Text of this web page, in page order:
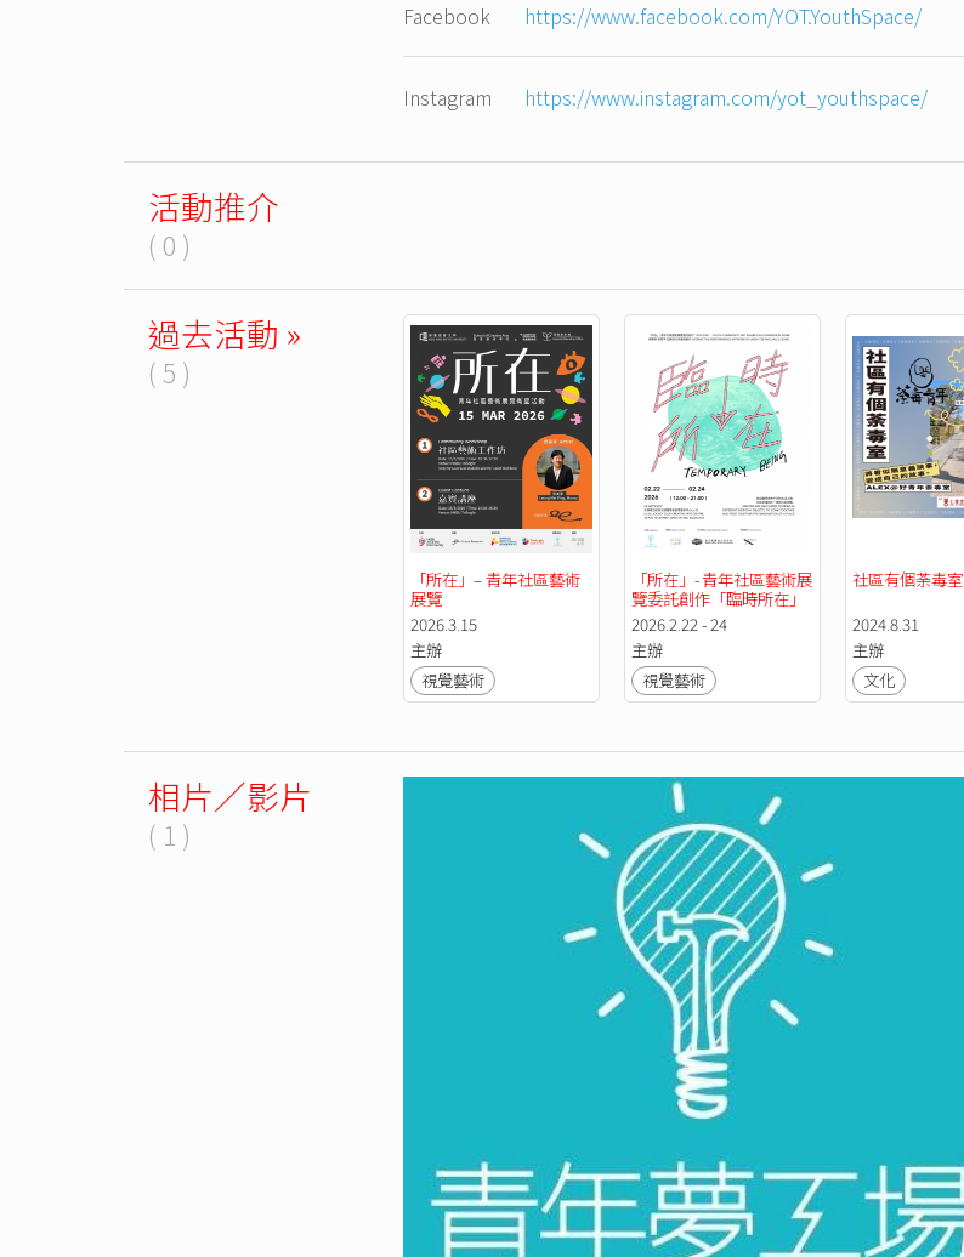
Facebook https://www.facebook.com/YOT.YouthSpace/
Instagram https://www.instagram.com/yot_youthspace/
活動推介
( 0 )
過去活動 »
( 5 )
「所在」– 青年社區藝術
展覽
2026.3.15
主辦
視覺藝術
「所在」- 青年社區藝術展
覽委託創作「臨時所在」
2026.2.22 - 24
主辦
視覺藝術
社區有個荼毒室
2024.8.31
主辦
文化
相片／影片
( 1 )